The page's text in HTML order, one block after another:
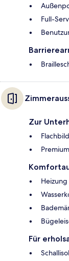
Full-
Zur
Für